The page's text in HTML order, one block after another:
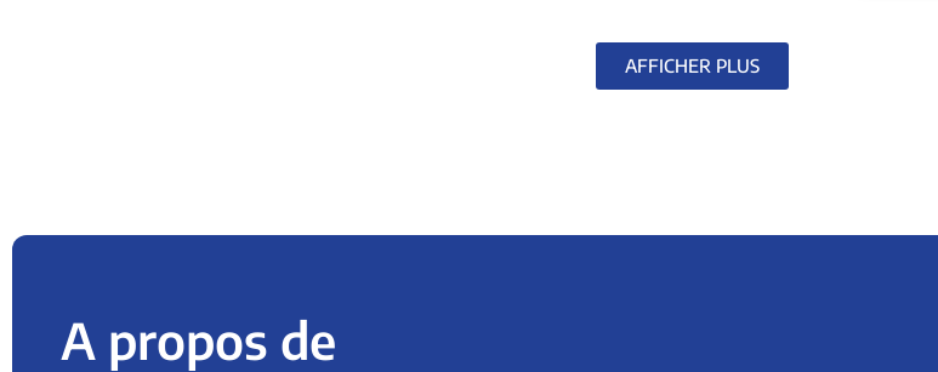
AFFICHER PLUS
A propos de